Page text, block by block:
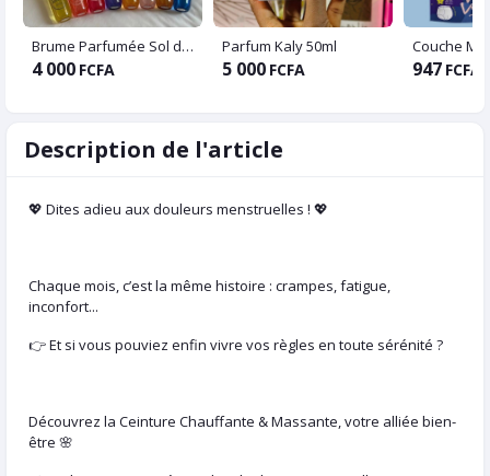
Brume Parfumée Sol de Janeiro
4 000 FCFA
Parfum Kaly 50ml
5 000 FCFA 947 FCFA
Description de l'article
💖 Dites adieu aux douleurs menstruelles ! 💖
Chaque mois, c’est la même histoire : crampes, fatigue,
inconfort...
👉 Et si vous pouviez enfin vivre vos règles en toute sérénité ?
Découvrez la Ceinture Chauffante & Massante, votre alliée bien-
être 🌸